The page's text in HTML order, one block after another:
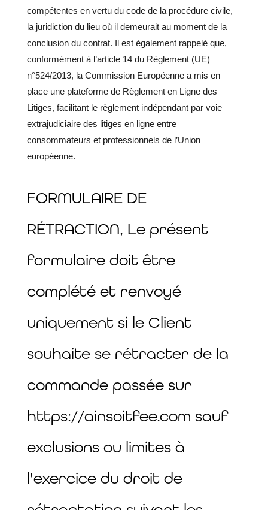
compétentes en vertu du code de la procédure civile,
la juridiction du lieu où il demeurait au moment de la
conclusion du contrat. Il est également rappelé que,
conformément à l’article 14 du Règlement (UE)
n°524/2013, la Commission Européenne a mis en
place une plateforme de Règlement en Ligne des
Litiges, facilitant le règlement indépendant par voie
extrajudiciaire des litiges en ligne entre
consommateurs et professionnels de l’Union
européenne.
FORMULAIRE DE
RÉTRACTION, Le présent
formulaire doit être
complété et renvoyé
uniquement si le Client
souhaite se rétracter de la
commande passée sur
https://ainsoitfee.com sauf
exclusions ou limites à
l'exercice du droit de